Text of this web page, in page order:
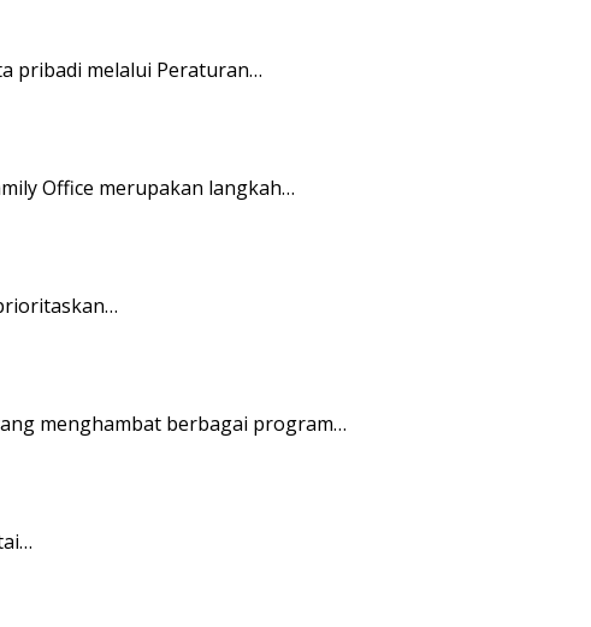
pribadi melalui Peraturan…
Office merupakan langkah…
menghambat berbagai program…